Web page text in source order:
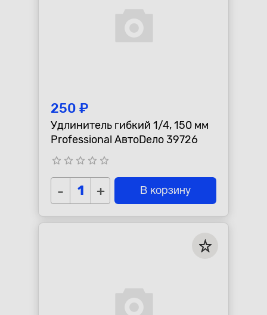
250 ₽
Удлинитель гибкий 1/4, 150 мм
Professional АвтоDело 39726
star_border star_border star_border star_border star_border
- + В корзину